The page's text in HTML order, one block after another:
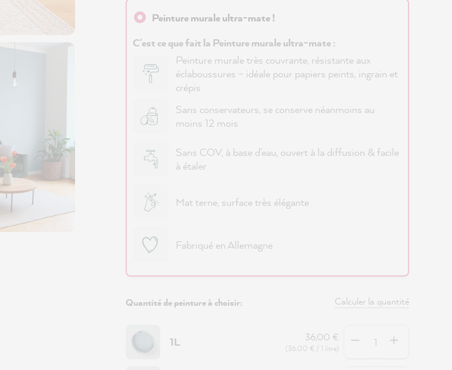
Peinture murale ultra-mate !
C'est ce que fait la Peinture murale ultra-mate :
Peinture murale très couvrante, résistante aux
éclaboussures – idéale pour papiers peints, ingrain et
crépis
Sans conservateurs, se conserve néanmoins au
moins 12 mois
Sans COV, à base d'eau, ouvert à la diffusion & facile
à étaler
Mat terne, surface très élégante
Fabriqué en Allemagne
Quantité de peinture à choisir: Calculer la quantité
1L 36,00 €
(36,00 € / 1 litre)